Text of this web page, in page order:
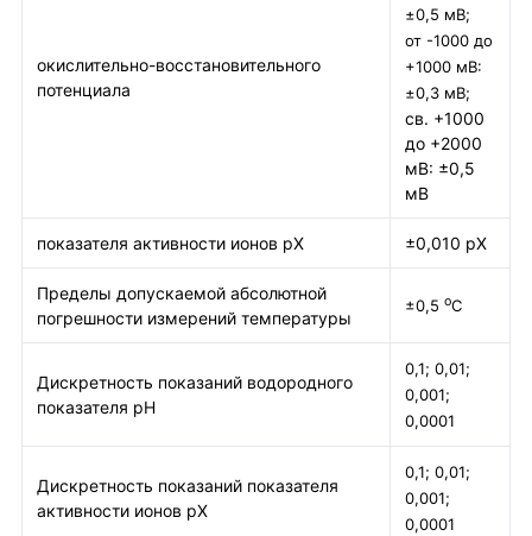
окислительно-восстановительного
потенциала
±0,5 мВ;
от -1000 до
+1000 мВ:
±0,3 мВ;
св. +1000
до +2000
мВ: ±0,5
мВ
показателя активности ионов рХ ±0,010 рХ
Пределы допускаемой абсолютной
погрешности измерений температуры
±0,5 оС
Дискретность показаний водородного
показателя рН
0,1; 0,01;
0,001;
0,0001
Дискретность показаний показателя
активности ионов рХ
0,1; 0,01;
0,001;
0,0001